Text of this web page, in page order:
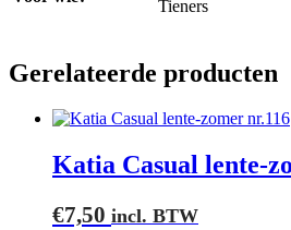
Tieners
Gerelateerde producten
Katia Casual lente-
€7,50 incl. BTW